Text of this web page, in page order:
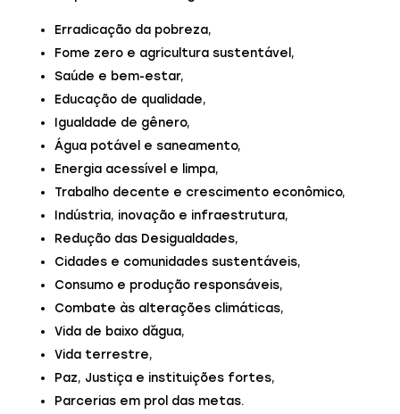
Erradicação da pobreza,
Fome zero e agricultura sustentável,
Saúde e bem-estar,
Educação de qualidade,
Igualdade de gênero,
Água potável e saneamento,
Energia acessível e limpa,
Trabalho decente e crescimento econômico,
Indústria, inovação e infraestrutura,
Redução das Desigualdades,
Cidades e comunidades sustentáveis,
Consumo e produção responsáveis,
Combate às alterações climáticas,
Vida de baixo d`água,
Vida terrestre,
Paz, Justiça e instituições fortes,
Parcerias em prol das metas.